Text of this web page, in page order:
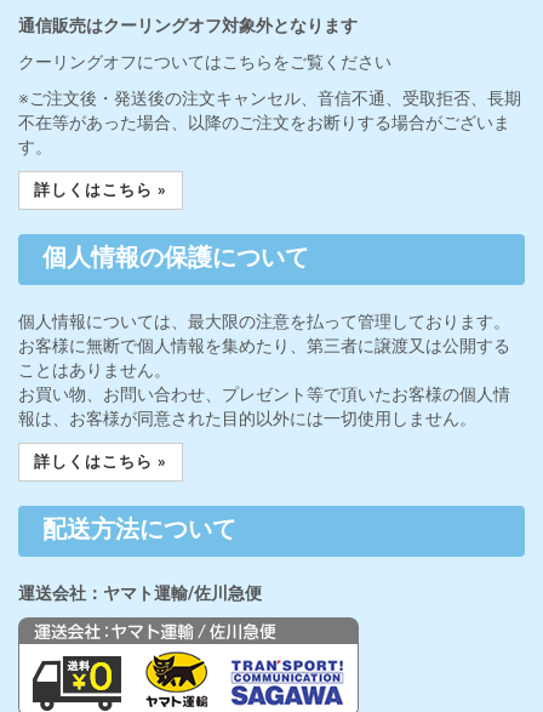
通信販売はクーリングオフ対象外となります
クーリングオフについてはこちらをご覧ください
※ご注文後・発送後の注文キャンセル、音信不通、受取拒否、長期
不在等があった場合、以降のご注文をお断りする場合がございま
す。
詳しくはこちら »
個人情報の保護について
個人情報については、最大限の注意を払って管理しております。
お客様に無断で個人情報を集めたり、第三者に譲渡又は公開する
ことはありません。
お買い物、お問い合わせ、プレゼント等で頂いたお客様の個人情
報は、お客様が同意された目的以外には一切使用しません。
詳しくはこちら »
配送方法について
運送会社：ヤマト運輸/佐川急便